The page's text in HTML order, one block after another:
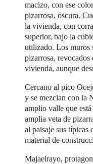
macizo, con ese
pizarrosa, oscura.
la vivienda, con
superior, bajo la
utilizado. Los muros
pizarrosa,
vivienda, aunque
Cercano al pico
y se mezclan con la
amplio valle que
amplia veta de
al paisaje sus típicas
material de
Majaelrayo,